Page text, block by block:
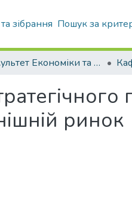
зібрання Пошук за
Факультет Економіки та бізнесу
ринок